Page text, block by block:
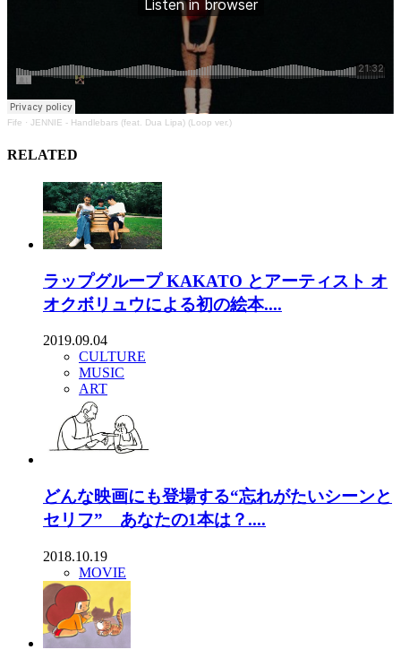
Fife · JENNIE - Handlebars (feat. Dua Lipa) (Loop ver.)
RELATED
ラップグループ KAKATO とアーティスト オ
オクボリュウによる初の絵本....
2019.09.04
CULTURE
MUSIC
ART
どんな映画にも登場する“忘れがたいシーンと
セリフ” あなたの1本は？....
2018.10.19
MOVIE